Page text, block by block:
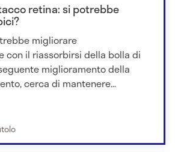
retina: si potrebbe
migliorare
con il riassorbirsi della bolla di
miglioramento della
cerca di mantenere...